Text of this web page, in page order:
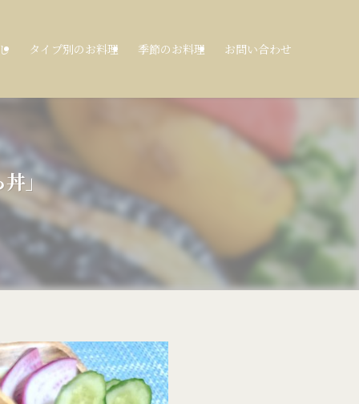
タイプ別のお料理 季節のお料理 お問い合わせ
丼」